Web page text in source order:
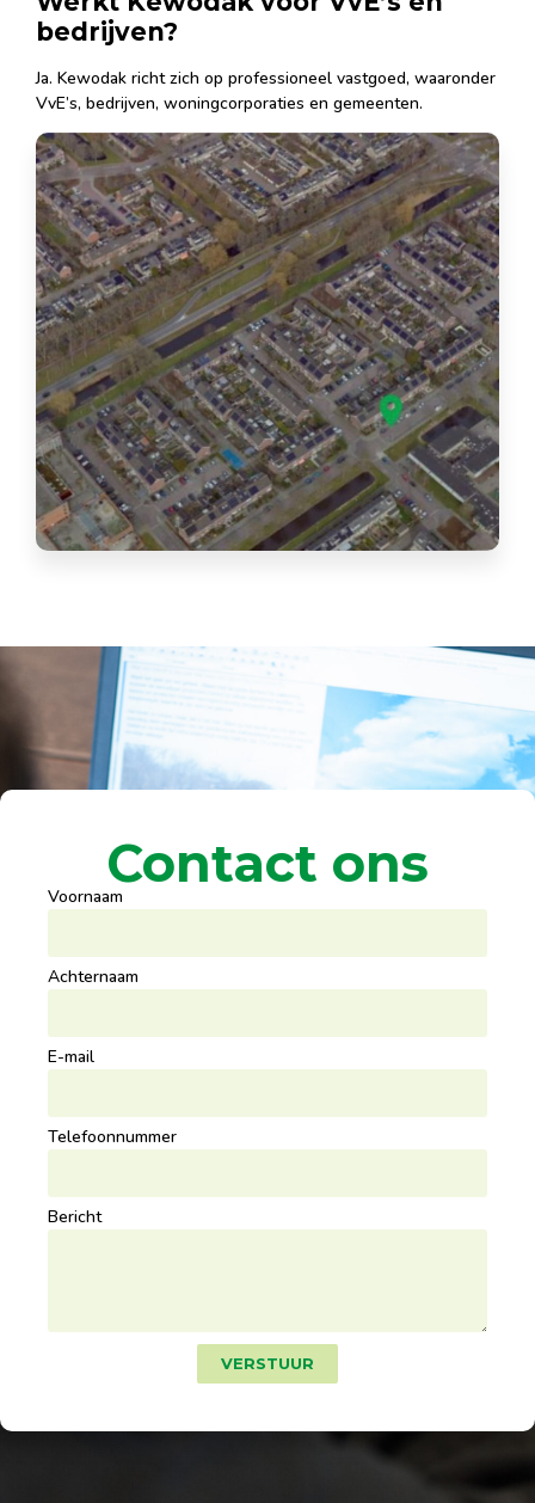
bedrijven?
Ja. Kewodak richt zich op professioneel vastgoed, waaronder
VvE’s, bedrijven, woningcorporaties en gemeenten.
Contact ons
Voornaam
Achternaam
E-mail
Telefoonnummer
Bericht
VERSTUUR